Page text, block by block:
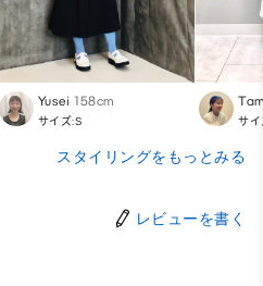
Yusei 158cm
サイズ:S サイ
スタイリングをもっとみる
レビューを書く